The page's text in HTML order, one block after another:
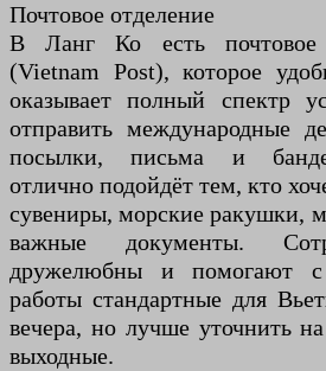
Почтовое отделение
В Ланг Ко есть почтовое
(Vietnam Post), которое
оказывает полный спектр
отправить международные
посылки, письма и
отлично подойдёт тем, кто
сувениры, морские ракушки,
важные документы.
дружелюбны и помогают с
работы стандартные для
вечера, но лучше уточнить
выходные.